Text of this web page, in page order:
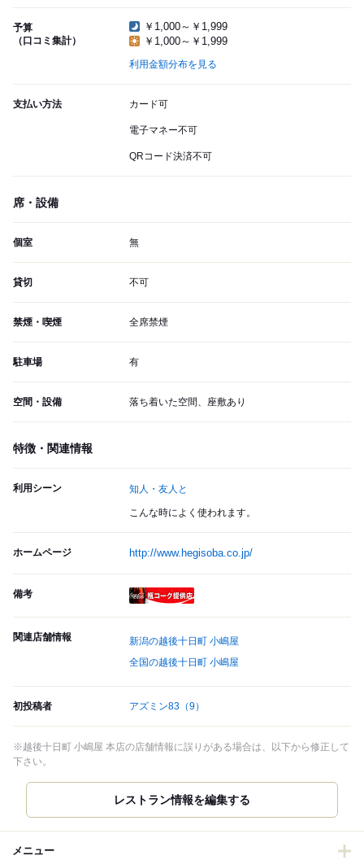
予算
（口コミ集計）
￥1,000～￥1,999
￥1,000～￥1,999
利用金額分布を見る
支払い方法 カード可
電子マネー不可
QRコード決済不可
席・設備
個室 無
貸切 不可
禁煙・喫煙 全席禁煙
駐車場 有
空間・設備 落ち着いた空間、座敷あり
特徴・関連情報
利用シーン 知人・友人と
こんな時によく使われます。
ホームページ http://www.hegisoba.co.jp/
備考
関連店舗情報
新潟の越後十日町 小嶋屋
全国の越後十日町 小嶋屋
初投稿者 アズミン83 （9）
※越後十日町 小嶋屋 本店の店舗情報に誤りがある場合は、以下から修正して
下さい。
レストラン情報を編集する
メニュー